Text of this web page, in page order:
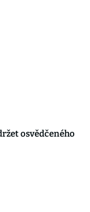
osvědčeného